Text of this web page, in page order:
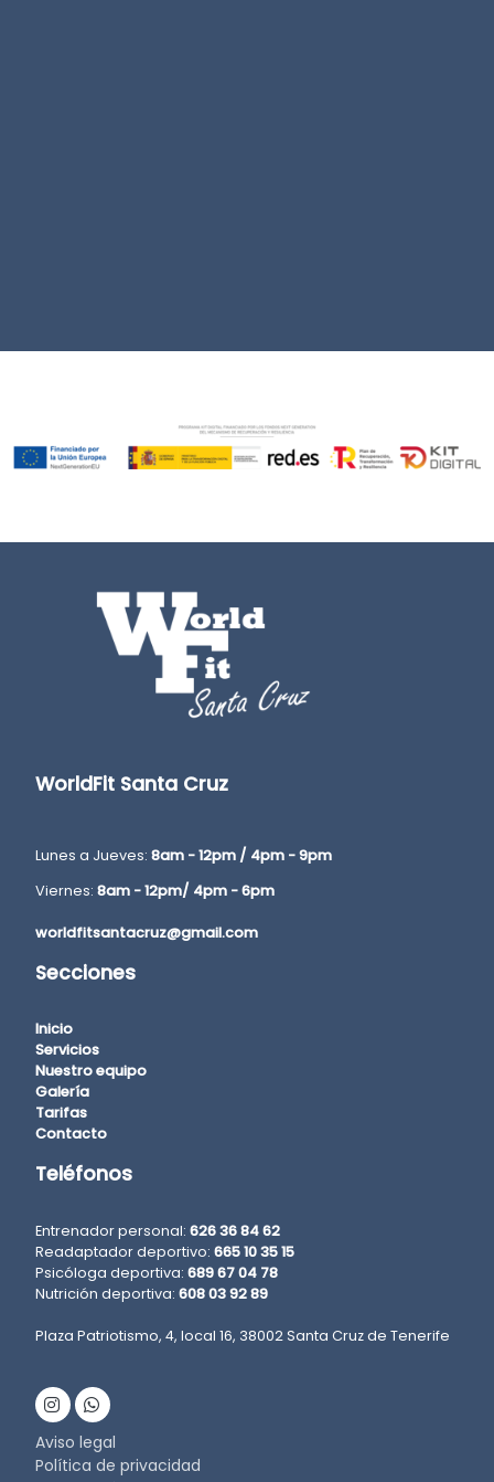
WorldFit Santa Cruz
Lunes a Jueves: 8am - 12pm / 4pm - 9pm
Viernes: 8am - 12pm/ 4pm - 6pm
worldfitsantacruz@gmail.com
Secciones
Inicio
Servicios
Nuestro equipo
Galería
Tarifas
Contacto
Teléfonos
Entrenador personal: 626 36 84 62
Readaptador deportivo: 665 10 35 15
Psicóloga deportiva: 689 67 04 78
Nutrición deportiva: 608 03 92 89
Plaza Patriotismo, 4, local 16, 38002 Santa Cruz de Tenerife
Aviso legal
Política de privacidad